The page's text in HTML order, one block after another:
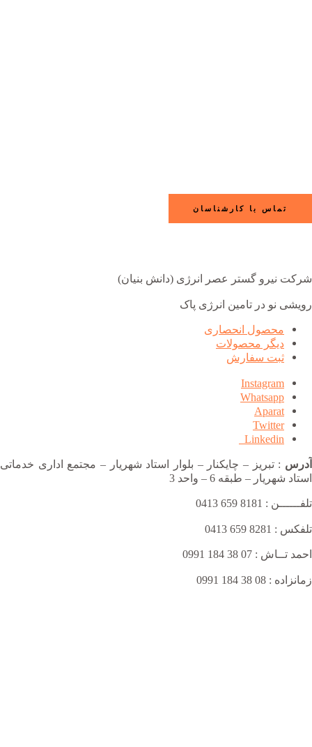
تماس با کارشناسان
شرکت نیرو گستر عصر انرژی (دانش بنیان)
رویشی نو در تامین انرژی پاک
محصول انحصاری
دیگر محصولات
ثبت سفارش
Instagram
Whatsapp
Aparat
Twitter
Linkedin
آدرس : تبریز – چایکنار – بلوار استاد شهریار – مجتمع اداری خدماتی
استاد شهریار – طبقه 6 – واحد 3
تلفــــــن : 8181 659 0413
تلفکس : 8281 659 0413
احمد تــاش : 07 38 184 0991
زمانزاده : 08 38 184 0991